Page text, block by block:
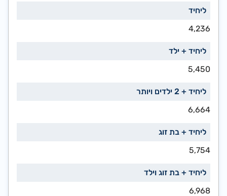
4,236
5,450
6,664
5,754
6,968